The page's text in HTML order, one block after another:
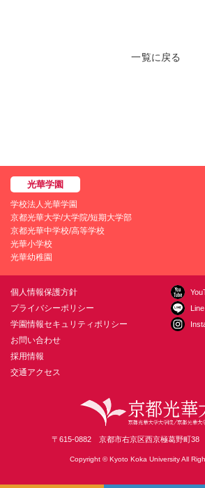
一覧に戻る
学校法人光華学園
京都光華大学/大学院/短期大学部
京都光華中学校/高等学校
光華小学校
光華幼稚園
個人情報保護方針
プライバシーポリシー
学園情報セキュリティポリシー
お問い合わせ
採用情報
交通アクセス
〒615-0882 京都市右京区西京極葛野町
Copyright © Kyoto Koka University All